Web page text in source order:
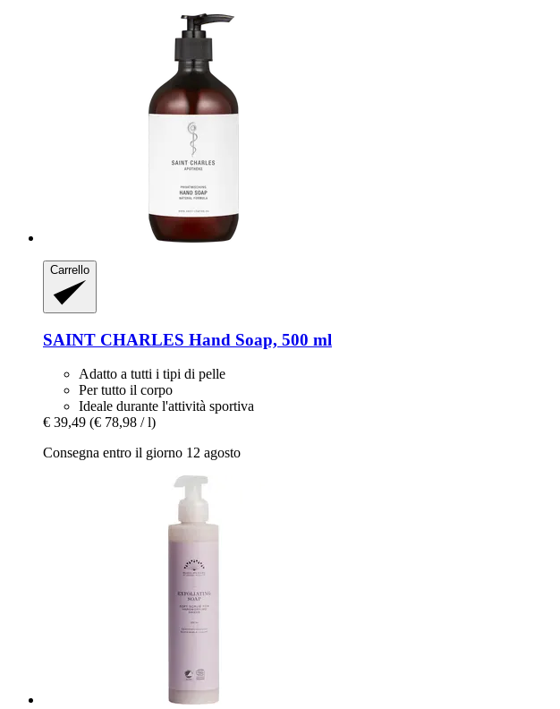
Carrello
SAINT CHARLES Hand Soap, 500 ml
Adatto a tutti i tipi di pelle
Per tutto il corpo
Ideale durante l'attività sportiva
€ 39,49 (€ 78,98 / l)
Consegna entro il giorno 12 agosto